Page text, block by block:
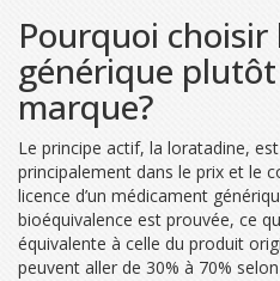
Pourquoi
générique
marque?
Le principe actif, la loratadine,
principalement dans le prix et le
licence d’un médicament
bioéquivalence est prouvée, ce
équivalente à celle du produit
peuvent aller de 30% à 70%